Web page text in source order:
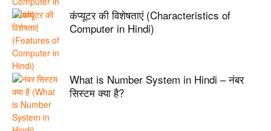
कंप्यूटर की विशेषताएं (Characteristics of
Computer in Hindi)
What is Number System in Hindi – नंबर
सिस्टम क्या है?